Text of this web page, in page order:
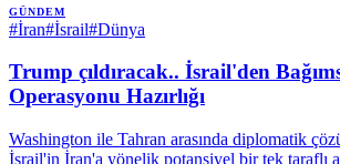
GÜNDEM
#İran#İsrail#Dünya
Trump çıldıracak.. İsrail'den
Operasyonu Hazırlığı
Washington ile Tahran arasında diplomatik
İsrail'in İran'a yönelik potansiyel bir tek taraflı